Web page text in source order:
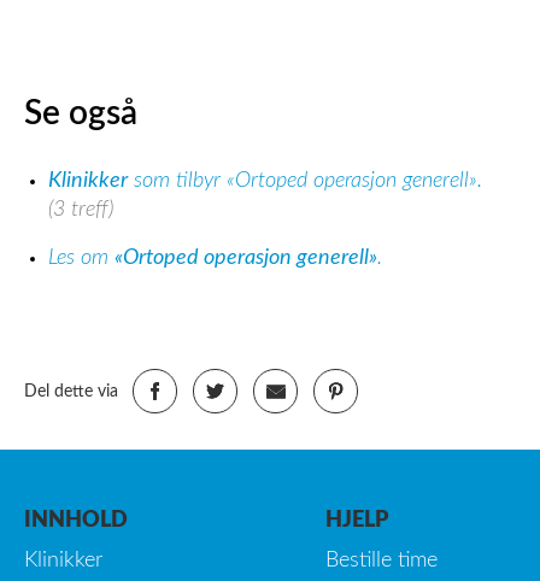
Se også
Klinikkersom tilbyr «Ortoped operasjon generell».
(3 treff)
Les om «Ortoped operasjon generell».
Del dette via
INNHOLD
Klinikker
HJELP
Bestille time